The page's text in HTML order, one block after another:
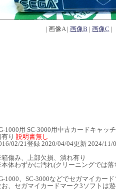
| 画像A | 画像B | 画像C |
1000用 SC-3000用中古カードキャッ
り 説明書無し
02/21登録 2020/04/04更新 2024/11/
傷み、上部欠損、潰れ有り
体わずかに汚れ(クリーニングでは落
1000、SC-3000などでセガマイカー
お、セガマイカードマーク3ソフトは